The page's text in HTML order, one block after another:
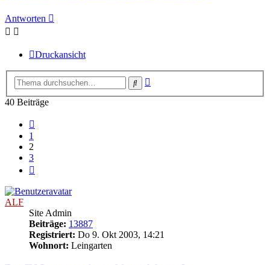
Antworten
Druckansicht
Suche
40 Beiträge
1
2
3
ALF
Site Admin
Beiträge: 13887
Registriert: Do 9. Okt 2003, 14:21
Wohnort: Leingarten